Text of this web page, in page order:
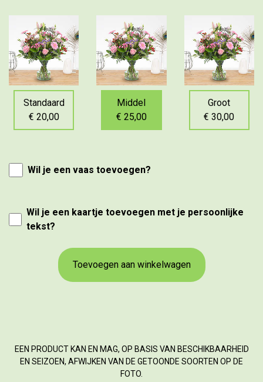
Standaard
€ 20,00
Middel
€ 25,00
Groot
€ 30,00
Wil je een vaas toevoegen?
Wil je een kaartje toevoegen met je persoonlijke
tekst?
Toevoegen aan winkelwagen
EEN PRODUCT KAN EN MAG, OP BASIS VAN BESCHIKBAARHEID
EN SEIZOEN, AFWIJKEN VAN DE GETOONDE SOORTEN OP DE
FOTO.